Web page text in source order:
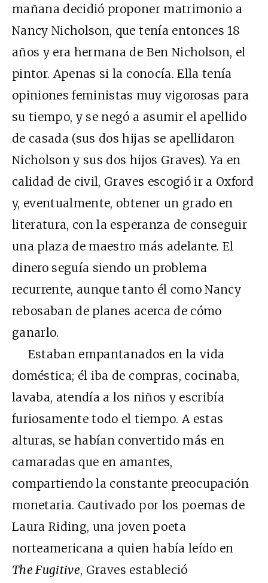
mañana decidió proponer matrimonio a
Nancy Nicholson, que tenía entonces 18
años y era hermana de Ben Nicholson, el
pintor. Apenas si la conocía. Ella tenía
opiniones feministas muy vigorosas para
su tiempo, y se negó a asumir el apellido
de casada (sus dos hijas se apellidaron
Nicholson y sus dos hijos Graves). Ya en
calidad de civil, Graves escogió ir a Oxford
y, eventualmente, obtener un grado en
literatura, con la esperanza de conseguir
una plaza de maestro más adelante. El
dinero seguía siendo un problema
recurrente, aunque tanto él como Nancy
rebosaban de planes acerca de cómo
ganarlo.
Estaban empantanados en la vida
doméstica; él iba de compras, cocinaba,
lavaba, atendía a los niños y escribía
furiosamente todo el tiempo. A estas
alturas, se habían convertido más en
camaradas que en amantes,
compartiendo la constante preocupación
monetaria. Cautivado por los poemas de
Laura Riding, una joven poeta
norteamericana a quien había leído en
The Fugitive, Graves estableció